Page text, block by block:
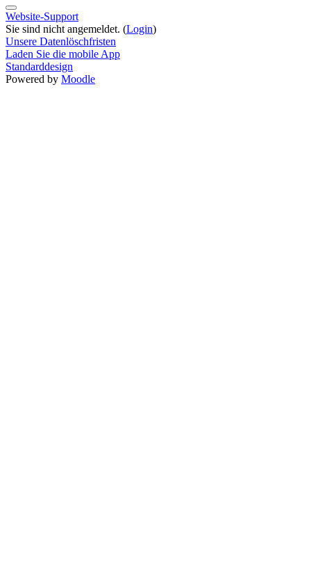
Website-Support
Sie sind nicht angemeldet. (Login)
Unsere Datenlöschfristen
Laden Sie die mobile App
Standarddesign
Powered by Moodle